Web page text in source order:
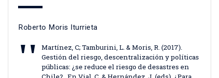
Roberto Moris Iturrieta
Martínez, C; Tamburini, L. & Moris, R. (2017).
Gestión del riesgo, descentralización y políticas
públicas: ¿se reduce el riesgo de desastres en